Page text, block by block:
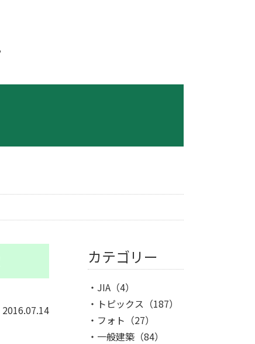
2016.07.14
カテゴリー
JIA （4）
トピックス （187）
フォト （27）
一般建築 （84）